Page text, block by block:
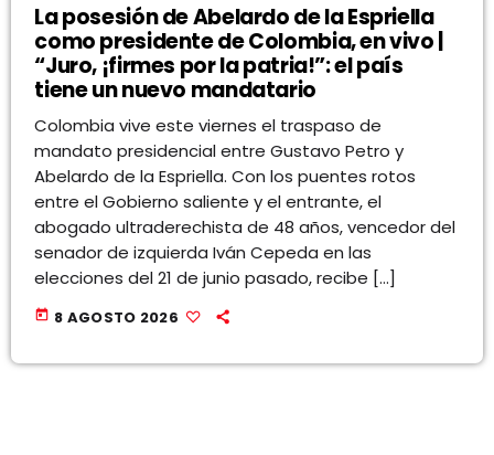
La posesión de Abelardo de la Espriella
como presidente de Colombia, en vivo |
“Juro, ¡firmes por la patria!”: el país
tiene un nuevo mandatario
Colombia vive este viernes el traspaso de
mandato presidencial entre Gustavo Petro y
Abelardo de la Espriella. Con los puentes rotos
entre el Gobierno saliente y el entrante, el
abogado ultraderechista de 48 años, vencedor del
senador de izquierda Iván Cepeda en las
elecciones del 21 de junio pasado, recibe […]
today 8 AGOSTO 2026